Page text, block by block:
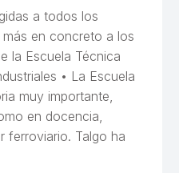
a todos los
en concreto a los
la Escuela Técnica
• La Escuela
muy importante,
en docencia,
ferroviario. Talgo ha